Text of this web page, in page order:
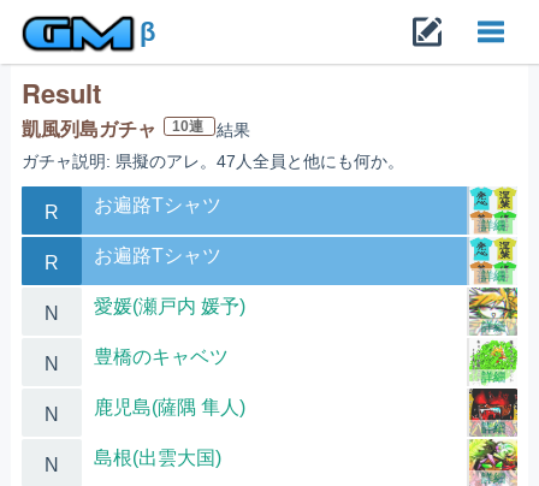
β
Result
凱風列島ガチャ 10連
結果
ガチャ説明: 県擬のアレ。47人全員と他にも何か。
R お遍路Tシャツ
詳細
R お遍路Tシャツ
詳細
N 愛媛(瀬戸内 媛予)
詳細
N 豊橋のキャベツ
詳細
N 鹿児島(薩隅 隼人)
詳細
N 島根(出雲大国)
詳細